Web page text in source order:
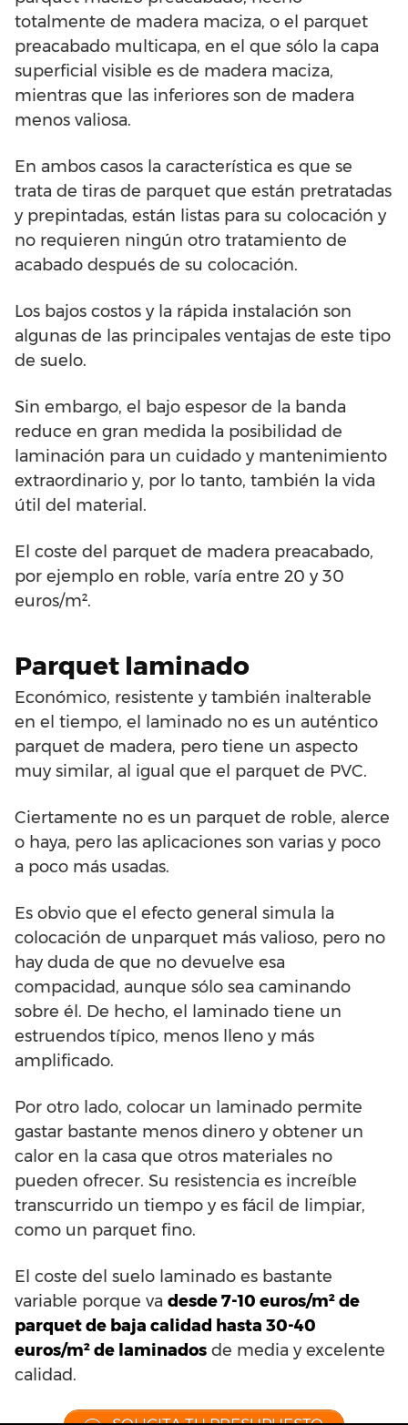
totalmente de madera maciza, o el parquet
preacabado multicapa, en el que sólo la capa
superficial visible es de madera maciza,
mientras que las inferiores son de madera
menos valiosa.
En ambos casos la característica es que se
trata de tiras de parquet que están pretratadas
y prepintadas, están listas para su colocación y
no requieren ningún otro tratamiento de
acabado después de su colocación.
Los bajos costos y la rápida instalación son
algunas de las principales ventajas de este tipo
de suelo.
Sin embargo, el bajo espesor de la banda
reduce en gran medida la posibilidad de
laminación para un cuidado y mantenimiento
extraordinario y, por lo tanto, también la vida
útil del material.
El coste del parquet de madera preacabado,
por ejemplo en roble, varía entre 20 y 30
euros/m².
Parquet laminado
Económico, resistente y también inalterable
en el tiempo, el laminado no es un auténtico
parquet de madera, pero tiene un aspecto
muy similar, al igual que el parquet de PVC.
Ciertamente no es un parquet de roble, alerce
o haya, pero las aplicaciones son varias y poco
a poco más usadas.
Es obvio que el efecto general simula la
colocación de unparquet más valioso, pero no
hay duda de que no devuelve esa
compacidad, aunque sólo sea caminando
sobre él. De hecho, el laminado tiene un
estruendos típico, menos lleno y más
amplificado.
Por otro lado, colocar un laminado permite
gastar bastante menos dinero y obtener un
calor en la casa que otros materiales no
pueden ofrecer. Su resistencia es increíble
transcurrido un tiempo y es fácil de limpiar,
como un parquet fino.
El coste del suelo laminado es bastante
variable porque va desde 7-10 euros/m² de
parquet de baja calidad hasta 30-40
euros/m² de laminados de media y excelente
calidad.